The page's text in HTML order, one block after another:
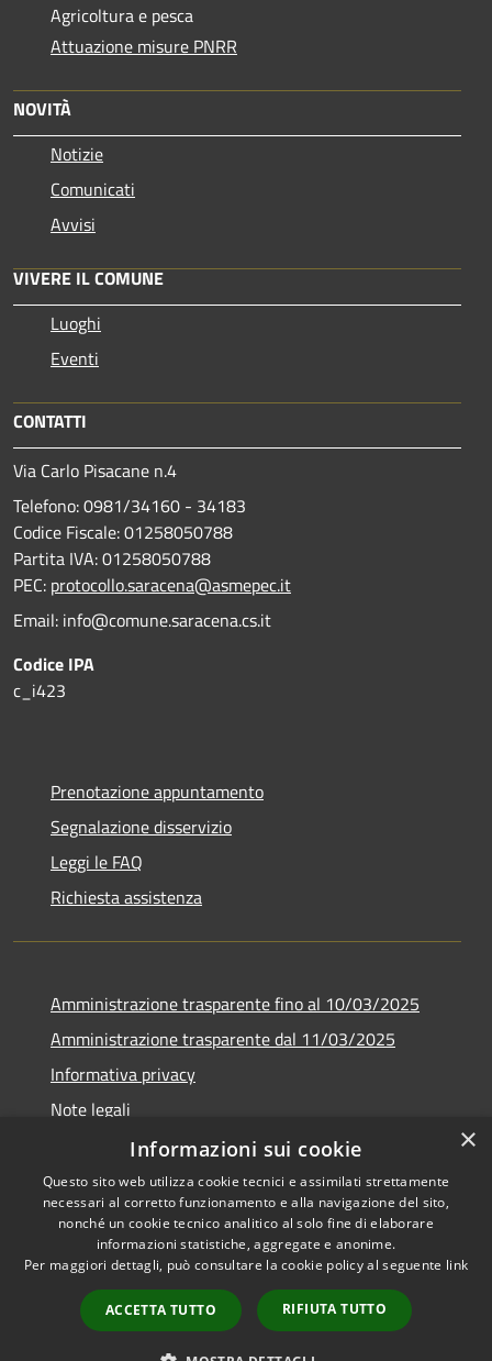
Agricoltura e pesca
Attuazione misure PNRR
NOVITÀ
Notizie
Comunicati
Avvisi
VIVERE IL COMUNE
Luoghi
Eventi
CONTATTI
Via Carlo Pisacane n.4
Telefono: 0981/34160 - 34183
Codice Fiscale: 01258050788
Partita IVA: 01258050788
PEC: protocollo.saracena@asmepec.it
Email: info@comune.saracena.cs.it
Codice IPA
c_i423
Prenotazione appuntamento
Segnalazione disservizio
Leggi le FAQ
Richiesta assistenza
Amministrazione trasparente fino al 10/03/2025
Amministrazione trasparente dal 11/03/2025
Informativa privacy
Note legali
Dichiarazione di accessibilità
RSS
Accessibilità
Copyright © 2026 • Comune di
Municipium•
Accesso
redazione
×
Informazioni sui cookie
Questo sito web utilizza cookie tecnici e assimilati strettamente
necessari al corretto funzionamento e alla navigazione del sito,
nonché un cookie tecnico analitico al solo fine di elaborare
informazioni statistiche, aggregate e anonime.
Per maggiori dettagli, può consultare la cookie policy al seguente link
ACCETTA TUTTO RIFIUTA TUTTO